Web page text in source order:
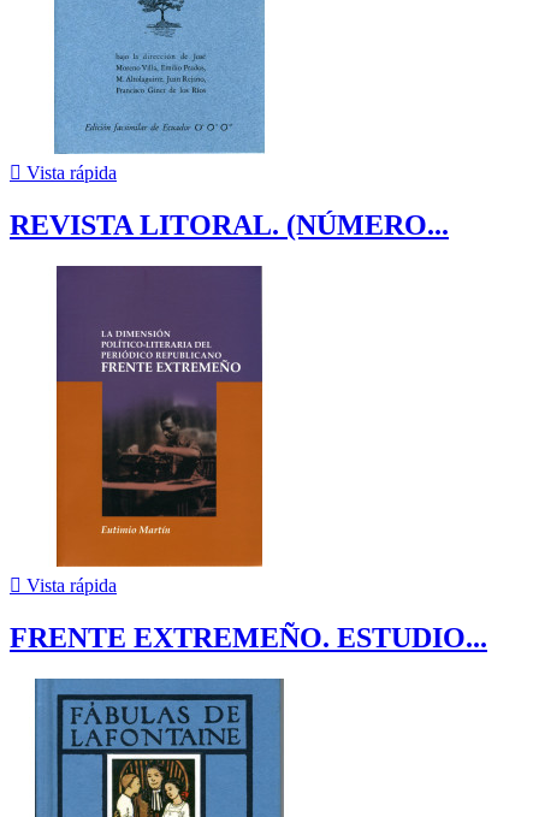
 Vista rápida
REVISTA LITORAL. (NÚMERO...
 Vista rápida
FRENTE EXTREMEÑO. ESTUDIO...